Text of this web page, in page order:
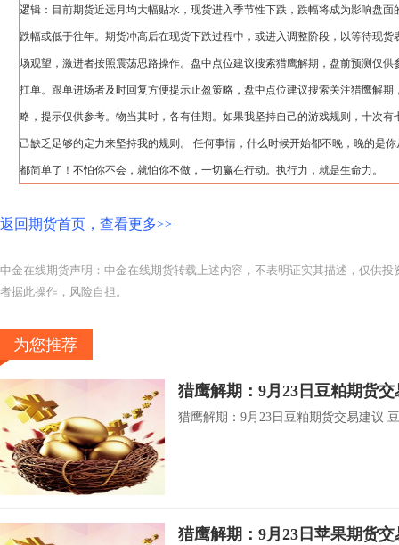
逻辑：目前期货近远月均大幅贴水，现货进入季节性下跌，跌幅将成为影响盘
跌幅或低于往年。期货冲高后在现货下跌过程中，或进入调整阶段，以等待现
场观望，激进者按照震荡思路操作。盘中点位建议搜索猎鹰解期，盘前预测仅
扛单。跟单进场者及时回复方便提示止盈策略，盘中点位建议搜索关注猎鹰解
略，提示仅供参考。物当其时，各有佳期。如果我坚持自己的游戏规则，十次
己缺乏足够的定力来坚持我的规则。 任何事情，什么时候开始都不晚，晚的是
都简单了！不怕你不会，就怕你不做，一切赢在行动。执行力，就是生命力。
返回期货首页，查看更多>>
中金在线期货声明：中金在线期货转载上述内容，不表明证实其描述，仅供
者据此操作，风险自担。
为您推荐
猎鹰解期：9月23日豆粕期货交
猎鹰解期：9月23日豆粕期货交易建议
猎鹰解期：9月23日苹果期货交